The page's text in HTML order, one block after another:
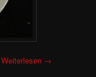
Weiterlesen →